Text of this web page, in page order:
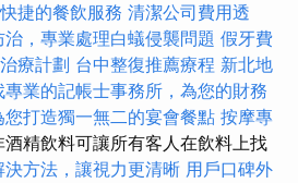
捷的餐飲服務 清潔公司費用透
治，專業處理白蟻侵襲問題 假牙費
療計劃 台中整復推薦療程 新北地
專業的記帳士事務所，為您的財務
您打造獨一無二的宴會餐點 按摩專
精飲料可讓所有客人在飲料上找
方法，讓視力更清晰 用戶口碑外